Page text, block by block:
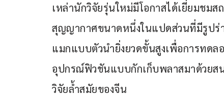
เหล่านักวิจัยรุ่นใหม่มีโอกาสได้เยี่ยมชม
สุญญากาศขนาดหนึ่งในแปดส่วนที่มีรูปร่
แมกแบบตัวนำยิ่งยวดขั้นสูงเพื่อการทดล
อุปกรณ์ฟิวชันแบบกักเก็บพลาสมาด้วยส
วิจัยล้ำสมัยของจีน